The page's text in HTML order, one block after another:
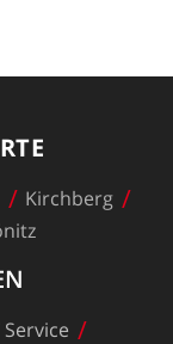
Kirchberg
Service